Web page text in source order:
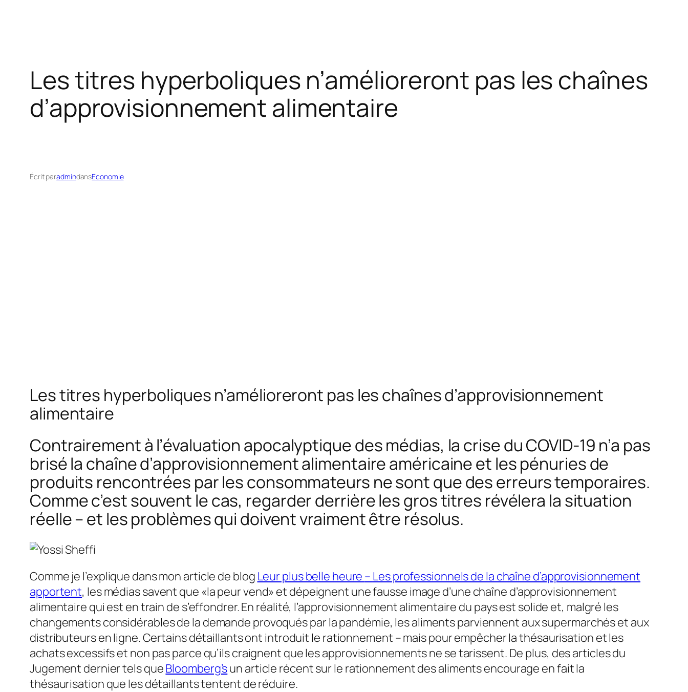
Les titres hyperboliques n’amélioreront pas les chaînes
d’approvisionnement alimentaire
Écrit paradmindansEconomie
Les titres hyperboliques n’amélioreront pas les chaînes d’approvisionnement
alimentaire
Contrairement à l’évaluation apocalyptique des médias, la crise du COVID-19 n’a pas
brisé la chaîne d’approvisionnement alimentaire américaine et les pénuries de
produits rencontrées par les consommateurs ne sont que des erreurs temporaires.
Comme c’est souvent le cas, regarder derrière les gros titres révélera la situation
réelle – et les problèmes qui doivent vraiment être résolus.
Comme je l’explique dans mon article de blog Leur plus belle heure – Les professionnels de la chaîne d’approvisionnement
apportent, les médias savent que «la peur vend» et dépeignent une fausse image d’une chaîne d’approvisionnement
alimentaire qui est en train de s’effondrer. En réalité, l’approvisionnement alimentaire du pays est solide et, malgré les
changements considérables de la demande provoqués par la pandémie, les aliments parviennent aux supermarchés et aux
distributeurs en ligne. Certains détaillants ont introduit le rationnement – mais pour empêcher la thésaurisation et les
achats excessifs et non pas parce qu’ils craignent que les approvisionnements ne se tarissent. De plus, des articles du
Jugement dernier tels queBloomberg’sun article récent sur le rationnement des aliments encourage en fait la
thésaurisation que les détaillants tentent de réduire.